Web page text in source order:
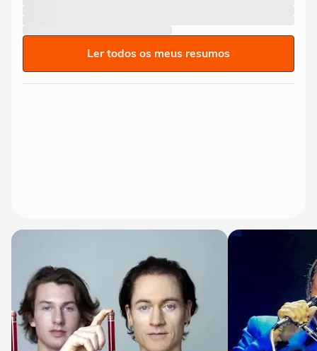
Ler todos os meus resumos